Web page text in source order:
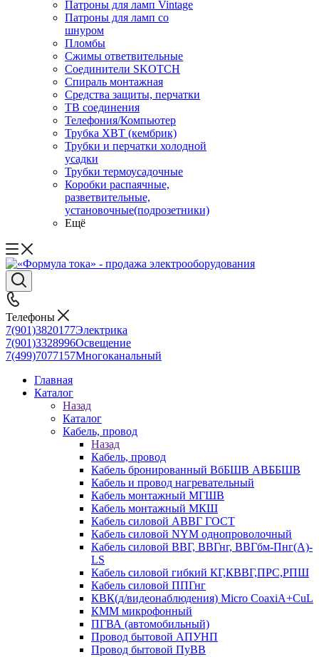
Патроны для ламп Vintage
Патроны для ламп со
шнуром
Пломбы
Сжимы ответвительные
Соединители SKOTCH
Спираль монтажная
Средства защиты, перчатки
ТВ соединения
Телефония/Компьютер
Трубка ХВТ (кембрик)
Трубки и перчатки холодной
усадки
Трубки термоусадочные
Коробки распаячные,
разветвительные,
установочные(подрозетники)
Ещё
Телефоны
7(901)3820177Электрика
7(901)3328996Освещение
7(499)7077157Многоканальный
Главная
Каталог
Назад
Каталог
Кабель, провод
Назад
Кабель, провод
Кабель бронированный ВбБШВ АВББШВ
Кабель и провод нагревательный
Кабель монтажный МГШВ
Кабель монтажный МКШ
Кабель силовой АВВГ ГОСТ
Кабель силовой NYM однопроволочный
Кабель силовой ВВГ, ВВГнг, ВВГбм-Пнг(А)-
LS
Кабель силовой гибкий КГ,КВВГ,ПРС,РПШ
Кабель силовой ППГнг
КВК(д/видеонаблюдения) Micro CoaxiA+CuL
КММ микрофонный
ПГВА (автомобильный)
Провод бытовой АПУНП
Провод бытовой ПуВВ